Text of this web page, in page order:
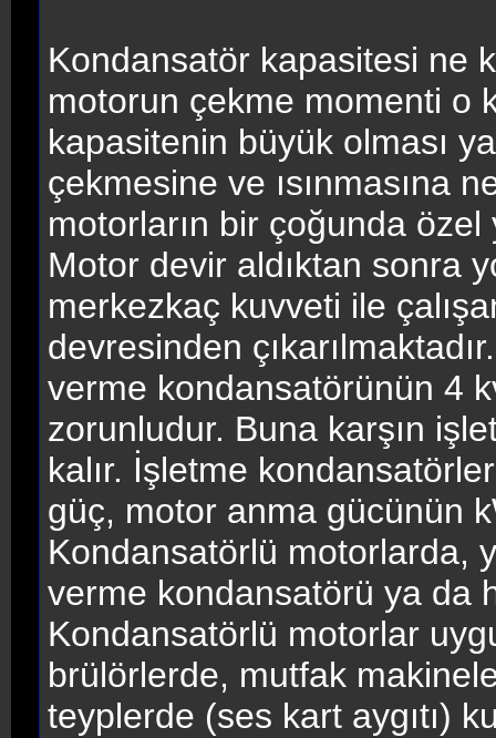
Kondansatör kapasitesi ne
motorun çekme momenti o
kapasitenin büyük olması
çekmesine ve ısınmasına
motorların bir çoğunda
Motor devir aldıktan sonra
merkezkaç kuvveti ile
devresinden
verme kondansatörünün 4
zorunludur. Buna karşın
kalır. İşletme
güç, motor anma gücünün
Kondansatörlü motorlarda,
verme kondansatörü ya da
Kondansatörlü motorlar
brülörlerde, mutfak
teyplerde (ses kart aygıtı)